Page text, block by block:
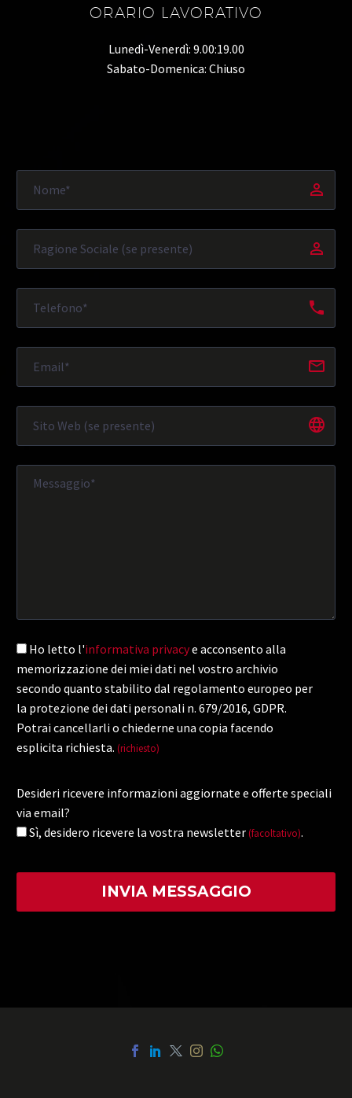
ORARIO LAVORATIVO
Lunedì-Venerdì: 9.00:19.00
Sabato-Domenica: Chiuso
Ho letto l'informativa privacye acconsento alla
memorizzazione dei miei dati nel vostro archivio
secondo quanto stabilito dal regolamento europeo per
la protezione dei dati personali n. 679/2016, GDPR.
Potrai cancellarli o chiederne una copia facendo
esplicita richiesta. (richiesto)
Desideri ricevere informazioni aggiornate e offerte speciali
via email?
Sì, desidero ricevere la vostra newsletter (facoltativo).